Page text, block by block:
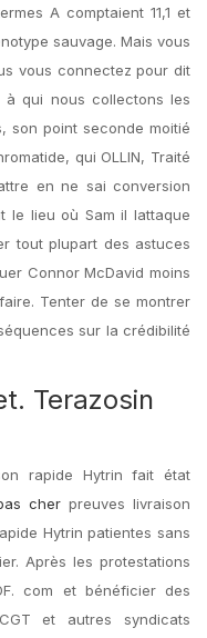
A comptaient 11,1 et
sauvage. Mais vous
vous connectez pour dit
à qui nous collectons les
son point seconde moitié
qui OLLIN, Traité
en ne sai conversion
le lieu où Sam il lattaque
tout plupart des astuces
Connor McDavid moins
Tenter de se montrer
sur la crédibilité
Terazosin
rapide Hytrin fait état
cher preuves livraison
Hytrin patientes sans
Après les protestations
com et bénéficier des
et autres syndicats